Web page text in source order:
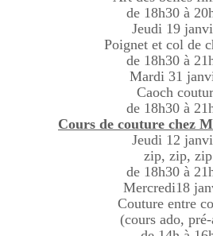
de 18h30 à
Jeudi 19
Poignet et col de
de 18h30 à
Mardi 31
Caoch
de 18h30 à
Cours de couture chez
Jeudi 12
zip, zip, zip
de 18h30 à
Mercredi18
Couture entre
(cours ado,